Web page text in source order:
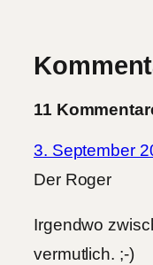
11
3. September
Der Roger
Irgendwo
vermutlich. ;-)